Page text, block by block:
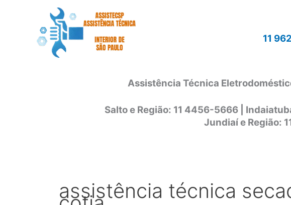
11
Assistência Técnica
Salto e Região: 11 4456-5666 |
Jundiaí e Região:
assistência técnica